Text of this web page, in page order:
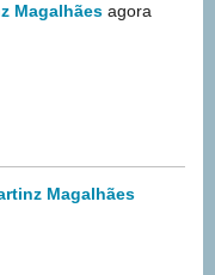
Magalhães agora
Magalhães